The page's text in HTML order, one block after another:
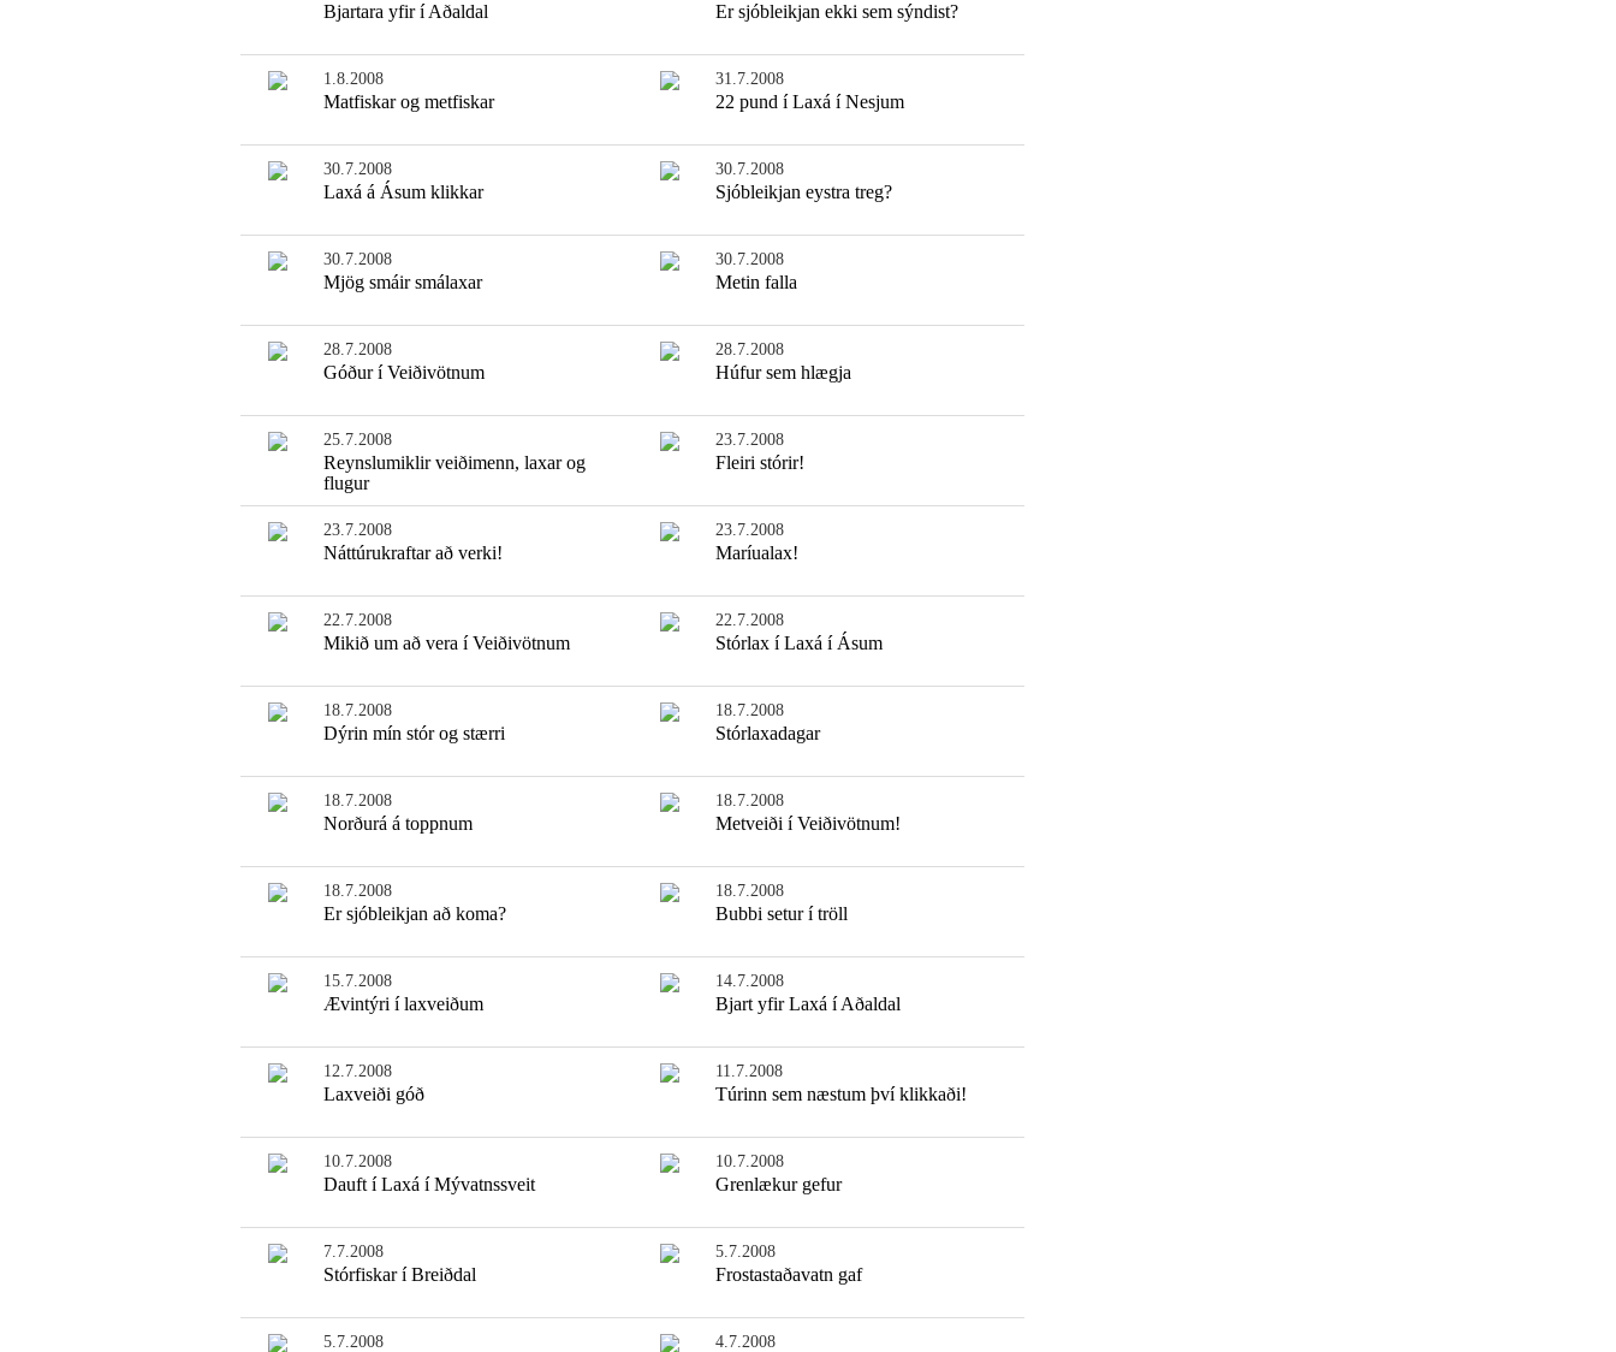
Bjartara yfir í Aðaldal Er sjóbleikjan ekki sem sýndist?
1.8.2008
Matfiskar og metfiskar
31.7.2008
22 pund í Laxá í Nesjum
30.7.2008
Laxá á Ásum klikkar
30.7.2008
Sjóbleikjan eystra treg?
30.7.2008
Mjög smáir smálaxar
30.7.2008
Metin falla
28.7.2008
Góður í Veiðivötnum
28.7.2008
Húfur sem hlægja
25.7.2008
Reynslumiklir veiðimenn, laxar og
flugur
23.7.2008
Fleiri stórir!
23.7.2008
Náttúrukraftar að verki!
23.7.2008
Maríualax!
22.7.2008
Mikið um að vera í Veiðivötnum
22.7.2008
Stórlax í Laxá í Ásum
18.7.2008
Dýrin mín stór og stærri
18.7.2008
Stórlaxadagar
18.7.2008
Norðurá á toppnum
18.7.2008
Metveiði í Veiðivötnum!
18.7.2008
Er sjóbleikjan að koma?
18.7.2008
Bubbi setur í tröll
15.7.2008
Ævintýri í laxveiðum
14.7.2008
Bjart yfir Laxá í Aðaldal
12.7.2008
Laxveiði góð
11.7.2008
Túrinn sem næstum því klikkaði!
10.7.2008
Dauft í Laxá í Mývatnssveit
10.7.2008
Grenlækur gefur
7.7.2008
Stórfiskar í Breiðdal
5.7.2008
Frostastaðavatn gaf
5.7.2008 4.7.2008